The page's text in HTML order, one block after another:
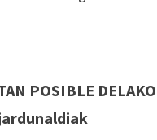
POSIBLE DELAKO